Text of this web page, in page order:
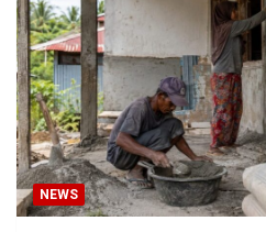
NEWS